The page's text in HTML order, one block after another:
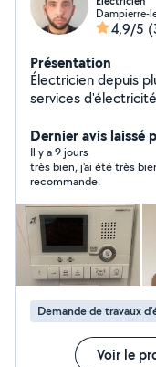
Dampierre-
4,9/5
Présentation
Électricien depuis
services
Dernier avis laissé
Il y a 9 jours
très bien, j'ai été très
recommande.
Demande de travaux
Voir le